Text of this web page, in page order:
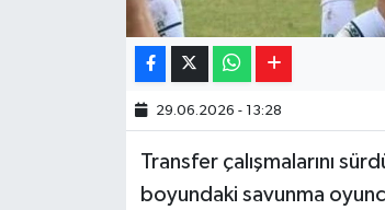
29.06.2026 - 13:28
Transfer çalışmalarını
boyundaki savunma